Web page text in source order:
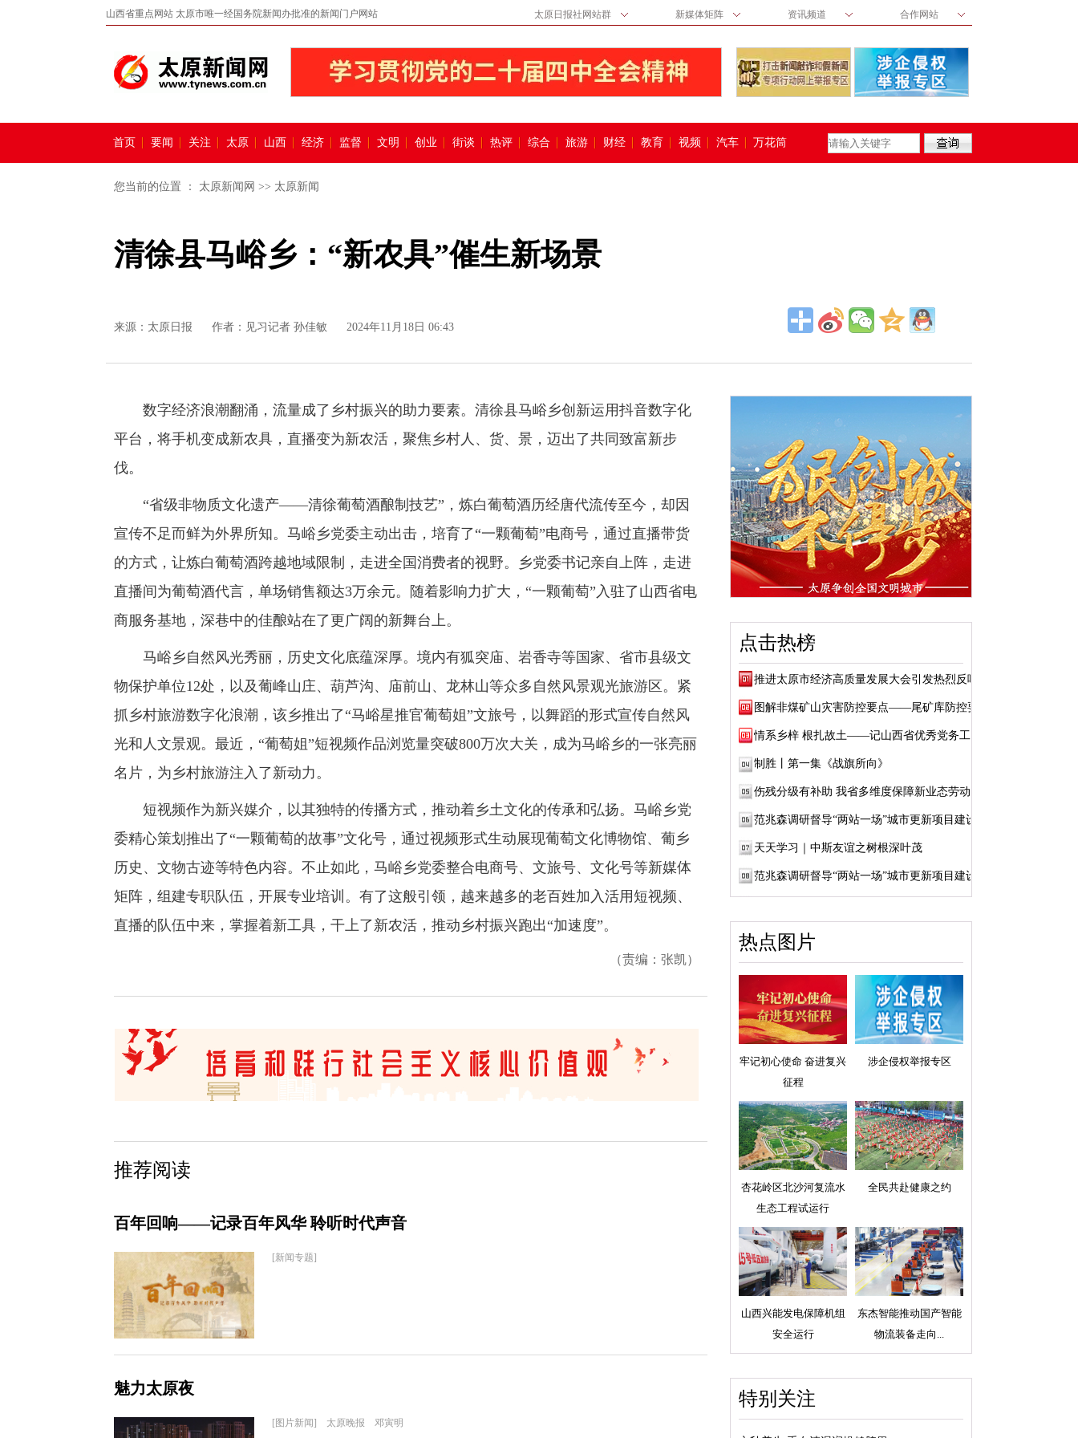
山西省重点网站 太原市唯一经国务院新闻办批准的新闻门户网站 太原日报社网站群 新媒体矩阵 资讯频道 合作网站
首页 要闻 关注 太原 山西 经济 监督 文明 创业 街谈 热评 综合 旅游 财经 教育 视频 汽车 万花筒
您当前的位置 ： 太原新闻网 >> 太原新闻
清徐县马峪乡：“新农具”催生新场景
来源： 太原日报 作者：见习记者 孙佳敏 2024年11月18日 06:43
数字经济浪潮翻涌，流量成了乡村振兴的助力要素。清徐县马峪乡创新运用抖音数字化
平台，将手机变成新农具，直播变为新农活，聚焦乡村人、货、景，迈出了共同致富新步
伐。
“省级非物质文化遗产——清徐葡萄酒酿制技艺”，炼白葡萄酒历经唐代流传至今，却因
宣传不足而鲜为外界所知。马峪乡党委主动出击，培育了“一颗葡萄”电商号，通过直播带货
的方式，让炼白葡萄酒跨越地域限制，走进全国消费者的视野。乡党委书记亲自上阵，走进
直播间为葡萄酒代言，单场销售额达3万余元。随着影响力扩大，“一颗葡萄”入驻了山西省电
商服务基地，深巷中的佳酿站在了更广阔的新舞台上。
马峪乡自然风光秀丽，历史文化底蕴深厚。境内有狐突庙、岩香寺等国家、省市县级文
物保护单位12处，以及葡峰山庄、葫芦沟、庙前山、龙林山等众多自然风景观光旅游区。紧
抓乡村旅游数字化浪潮，该乡推出了“马峪星推官葡萄姐”文旅号，以舞蹈的形式宣传自然风
光和人文景观。最近，“葡萄姐”短视频作品浏览量突破800万次大关，成为马峪乡的一张亮丽
名片，为乡村旅游注入了新动力。
短视频作为新兴媒介，以其独特的传播方式，推动着乡土文化的传承和弘扬。马峪乡党
委精心策划推出了“一颗葡萄的故事”文化号，通过视频形式生动展现葡萄文化博物馆、葡乡
历史、文物古迹等特色内容。不止如此，马峪乡党委整合电商号、文旅号、文化号等新媒体
矩阵，组建专职队伍，开展专业培训。有了这般引领，越来越多的老百姓加入活用短视频、
直播的队伍中来，掌握着新工具，干上了新农活，推动乡村振兴跑出“加速度”。
（责编：张凯）
推荐阅读
百年回响——记录百年风华 聆听时代声音
[新闻专题]
魅力太原夜
[图片新闻] 太原晚报 邓寅明
点击热榜
推进太原市经济高质量发展大会引发热烈反响
图解非煤矿山灾害防控要点——尾矿库防控要点
情系乡梓 根扎故土——记山西省优秀党务工作...
制胜丨第一集《战旗所向》
伤残分级有补助 我省多维度保障新业态劳动者...
范兆森调研督导“两站一场”城市更新项目建设
天天学习｜中斯友谊之树根深叶茂
范兆森调研督导“两站一场”城市更新项目建设
热点图片
牢记初心使命 奋进复兴
征程
涉企侵权举报专区
杏花岭区北沙河复流水
生态工程试运行
全民共赴健康之约
山西兴能发电保障机组
安全运行
东杰智能推动国产智能
物流装备走向...
特别关注